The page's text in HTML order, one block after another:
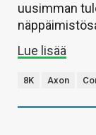
uusimman
Lue lisää
8K Axon